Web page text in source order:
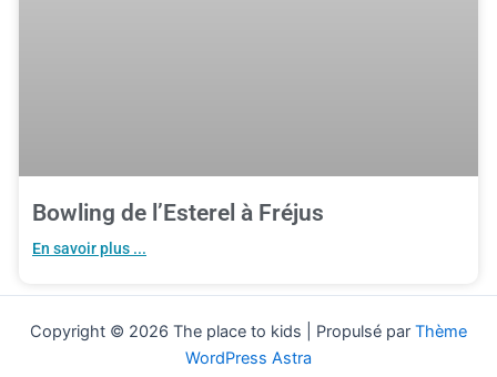
Bowling de l’Esterel à Fréjus
En savoir plus ...
Copyright © 2026 The place to kids | Propulsé par Thème
WordPress Astra